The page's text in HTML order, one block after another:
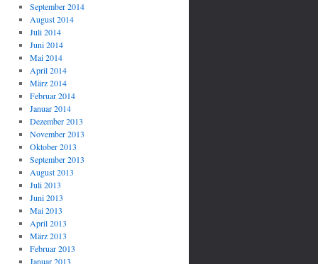
September 2014
August 2014
Juli 2014
Juni 2014
Mai 2014
April 2014
März 2014
Februar 2014
Januar 2014
Dezember 2013
November 2013
Oktober 2013
September 2013
August 2013
Juli 2013
Juni 2013
Mai 2013
April 2013
März 2013
Februar 2013
Januar 2013